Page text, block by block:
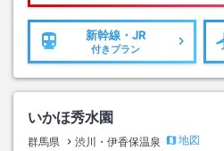
新幹線・JR
付きプラン
いかほ秀水園
群馬県 渋川・伊香保温泉
地図